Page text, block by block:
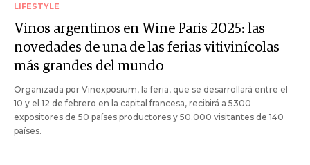
LIFESTYLE
Vinos argentinos en Wine Paris 2025: las
novedades de una de las ferias vitivinícolas
más grandes del mundo
Organizada por Vinexposium, la feria, que se desarrollará entre el
10 y el 12 de febrero en la capital francesa, recibirá a 5300
expositores de 50 países productores y 50.000 visitantes de 140
países.